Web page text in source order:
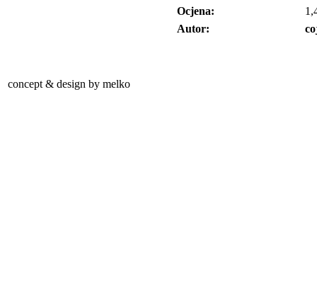
Ocjena:
Autor:
concept & design by melko